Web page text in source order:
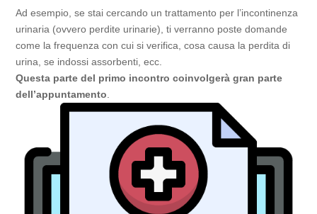
Ad esempio, se stai cercando un trattamento per l’incontinenza
urinaria (ovvero perdite urinarie), ti verranno poste domande
come la frequenza con cui si verifica, cosa causa la perdita di
urina, se indossi assorbenti, ecc.
Questa parte del primo incontro coinvolgerà gran parte
dell’appuntamento